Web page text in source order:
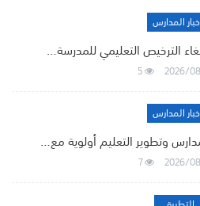
المدارس
الترخيص التعليمي للمدرسة…
2026/
5
المدارس
وتطوير التعليم أولوية مع…
2026/
7